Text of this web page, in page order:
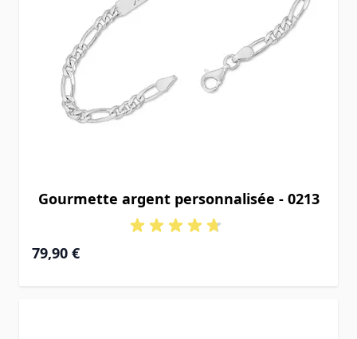
Gourmette argent personnalisée - 0213
À partir de
79,90 €